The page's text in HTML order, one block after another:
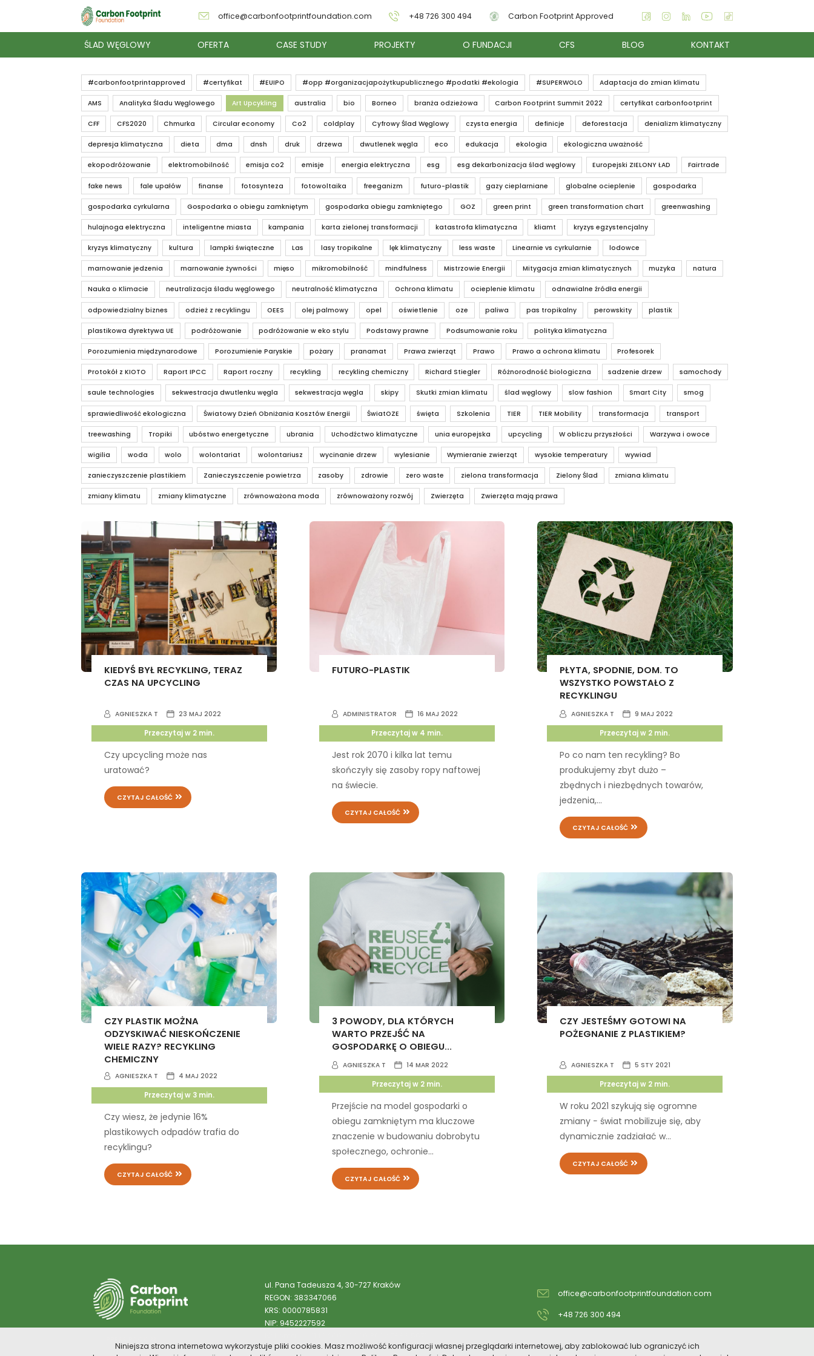
office@carbonfootprintfoundation.com +48 726 300 494 Carbon Footprint Approved
ŚLAD WĘGLOWY OFERTA CASE STUDY PROJEKTY O FUNDACJI CFS BLOG KONTAKT
Niniejsza strona internetowa wykorzystuje pliki cookies. Masz możliwość konfiguracji własnej przeglądarki internetowej, aby zablokować lub ograniczyć ich
#carbonfootprintapproved #certyfikat #EUIPO #opp #organizacjapożytkupublicznego #podatki #ekologia #SUPERWOLO Adaptacja do zmian klimatu
AMS Analityka Śladu Węglowego Art Upcykling australia bio Borneo branża odzieżowa Carbon Footprint Summit 2022 certyfikat carbonfootprint
CFF CFS2020 Chmurka Circular economy Co2 coldplay Cyfrowy Ślad Węglowy czysta energia definicje deforestacja denializm klimatyczny
depresja klimatyczna dieta dma dnsh druk drzewa dwutlenek węgla eco edukacja ekologia ekologiczna uważność
ekopodróżowanie elektromobilność emisja co2 emisje energia elektryczna esg esg dekarbonizacja ślad węglowy Europejski ZIELONY ŁAD Fairtrade
fake news fale upałów finanse fotosynteza fotowoltaika freeganizm futuro-plastik gazy cieplarniane globalne ocieplenie gospodarka
gospodarka cyrkularna Gospodarka o obiegu zamkniętym gospodarka obiegu zamkniętego GOZ green print green transformation chart greenwashing
hulajnoga elektryczna inteligentne miasta kampania karta zielonej transformacji katastrofa klimatyczna kliamt kryzys egzystencjalny
kryzys klimatyczny kultura lampki świąteczne Las lasy tropikalne lęk klimatyczny less waste Linearnie vs cyrkularnie lodowce
marnowanie jedzenia marnowanie żywności mięso mikromobilność mindfulness Mistrzowie Energii Mitygacja zmian klimatycznych muzyka natura
Nauka o Klimacie neutralizacja śladu węglowego neutralność klimatyczna Ochrona klimatu ocieplenie klimatu odnawialne źródła energii
odpowiedzialny biznes odzież z recyklingu OEES olej palmowy opel oświetlenie oze paliwa pas tropikalny perowskity plastik
plastikowa dyrektywa UE podróżowanie podróżowanie w eko stylu Podstawy prawne Podsumowanie roku polityka klimatyczna
Porozumienia międzynarodowe Porozumienie Paryskie pożary pranamat Prawa zwierząt Prawo Prawo a ochrona klimatu Profesorek
Protokół z KIOTO Raport IPCC Raport roczny recykling recykling chemiczny Richard Stiegler Różnorodność biologiczna sadzenie drzew samochody
saule technologies sekwestracja dwutlenku węgla sekwestracja węgla skipy Skutki zmian klimatu ślad węglowy slow fashion Smart City smog
sprawiedliwość ekologiczna Światowy Dzień Obniżania Kosztów Energii ŚwiatOZE święta Szkolenia TIER TIER Mobility transformacja transport
treewashing Tropiki ubóstwo energetyczne ubrania Uchodźctwo klimatyczne unia europejska upcycling W obliczu przyszłości Warzywa i owoce
wigilia woda wolo wolontariat wolontariusz wycinanie drzew wylesianie Wymieranie zwierząt wysokie temperatury wywiad
zanieczyszczenie plastikiem Zanieczyszczenie powietrza zasoby zdrowie zero waste zielona transformacja Zielony Ślad zmiana klimatu
zmiany klimatu zmiany klimatyczne zrównoważona moda zrównoważony rozwój Zwierzęta Zwierzęta mają prawa
KIEDYŚ BYŁ RECYKLING, TERAZ
CZAS NA UPCYCLING
AGNIESZKA T 23 MAJ 2022
Przeczytaj w 2 min.
Czy upcycling może nas
uratować?
CZYTAJ CAŁOŚĆ
FUTURO-PLASTIK
ADMINISTRATOR 16 MAJ 2022
Przeczytaj w 4 min.
Jest rok 2070 i kilka lat temu
skończyły się zasoby ropy naftowej
na świecie.
CZYTAJ CAŁOŚĆ
PŁYTA, SPODNIE, DOM. TO
WSZYSTKO POWSTAŁO Z
RECYKLINGU
AGNIESZKA T 9 MAJ 2022
Przeczytaj w 2 min.
Po co nam ten recykling? Bo
produkujemy zbyt dużo –
zbędnych i niezbędnych towarów,
jedzenia,...
CZYTAJ CAŁOŚĆ
CZY PLASTIK MOŻNA
ODZYSKIWAĆ NIESKOŃCZENIE
WIELE RAZY? RECYKLING
CHEMICZNY
AGNIESZKA T 4 MAJ 2022
Przeczytaj w 3 min.
Czy wiesz, że jedynie 16%
plastikowych odpadów trafia do
recyklingu?
CZYTAJ CAŁOŚĆ
3 POWODY, DLA KTÓRYCH
WARTO PRZEJŚĆ NA
GOSPODARKĘ O OBIEGU...
AGNIESZKA T 14 MAR 2022
Przeczytaj w 2 min.
Przejście na model gospodarki o
obiegu zamkniętym ma kluczowe
znaczenie w budowaniu dobrobytu
społecznego, ochronie...
CZYTAJ CAŁOŚĆ
CZY JESTEŚMY GOTOWI NA
POŻEGNANIE Z PLASTIKIEM?
AGNIESZKA T 5 STY 2021
Przeczytaj w 2 min.
W roku 2021 szykują się ogromne
zmiany − świat mobilizuje się, aby
dynamicznie zadziałać w...
CZYTAJ CAŁOŚĆ
ul. Pana Tadeusza 4, 30-727 Kraków
REGON: 383347066
KRS: 0000785831
NIP: 9452227592
office@carbonfootprintfoundation.com
+48 726 300 494